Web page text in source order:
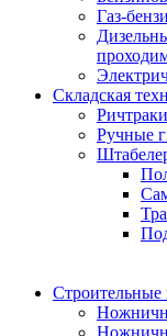
Газ-
Складская
Ричтраки
Ручные